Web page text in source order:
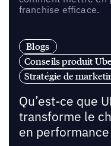
franchise efficace.
Blogs
Conseils produit
Stratégie de
Qu’est-ce que
transforme le
en